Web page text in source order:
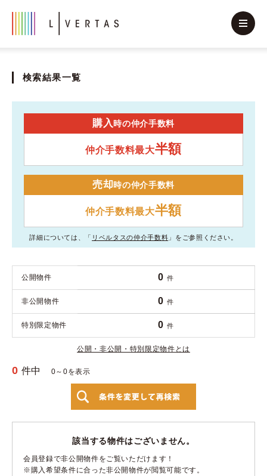
検索結果一覧
購入時の仲介手数料
仲介手数料最大半額
売却時の仲介手数料
仲介手数料最大半額
詳細については、「 リベルタスの仲介手数料 」をご参照ください。
公開物件 0 件
非公開物件 0 件
特別限定物件 0 件
公開・非公開・特別限定物件とは
0 件中 0～0を表示
該当する物件はございません。
会員登録で非公開物件をご覧いただけます！
※購入希望条件に合った非公開物件が閲覧可能です。